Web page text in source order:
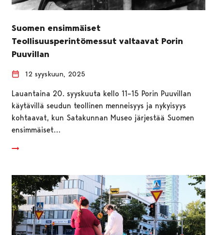
Suomen ensimmäiset
Teollisuusperintömessut valtaavat Porin
Puuvillan
12 syyskuun, 2025
Lauantaina 20. syyskuuta kello 11–15 Porin Puuvillan
käytävillä seudun teollinen menneisyys ja nykyisyys
kohtaavat, kun Satakunnan Museo järjestää Suomen
ensimmäiset…